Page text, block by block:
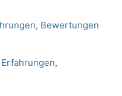
Bewertungen